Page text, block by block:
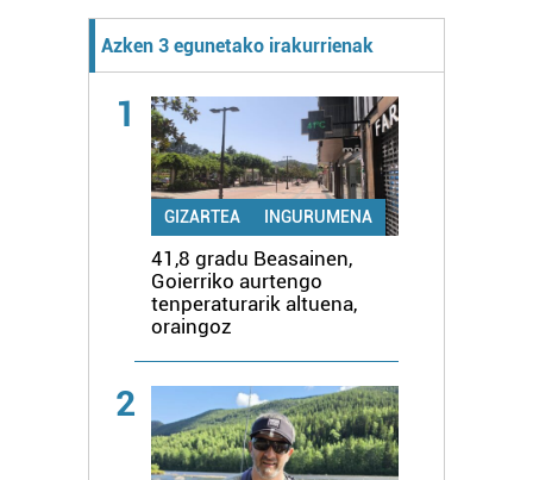
Azken 3 egunetako irakurrienak
1
GIZARTEA INGURUMENA
41,8 gradu Beasainen,
Goierriko aurtengo
tenperaturarik altuena,
oraingoz
2